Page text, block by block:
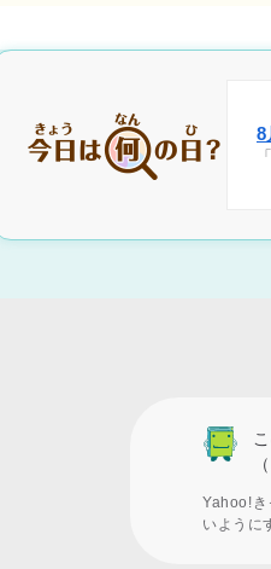
8
Yahoo!き
いように